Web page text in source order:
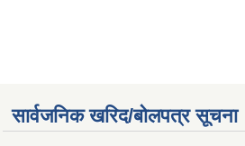
सार्वजनिक खरिद/बोलपत्र सूचना